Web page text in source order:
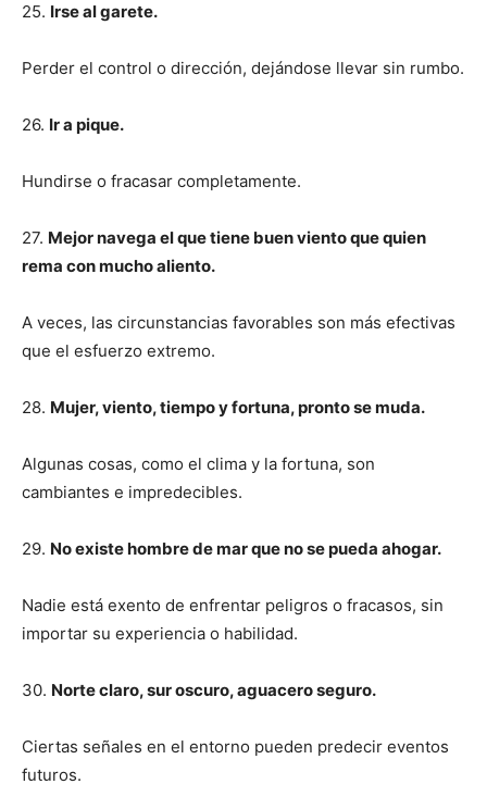
25. Irse al garete.
Perder el control o dirección, dejándose llevar sin rumbo.
26. Ir a pique.
Hundirse o fracasar completamente.
27. Mejor navega el que tiene buen viento que quien
rema con mucho aliento.
A veces, las circunstancias favorables son más efectivas
que el esfuerzo extremo.
28. Mujer, viento, tiempo y fortuna, pronto se muda.
Algunas cosas, como el clima y la fortuna, son
cambiantes e impredecibles.
29. No existe hombre de mar que no se pueda ahogar.
Nadie está exento de enfrentar peligros o fracasos, sin
importar su experiencia o habilidad.
30. Norte claro, sur oscuro, aguacero seguro.
Ciertas señales en el entorno pueden predecir eventos
futuros.